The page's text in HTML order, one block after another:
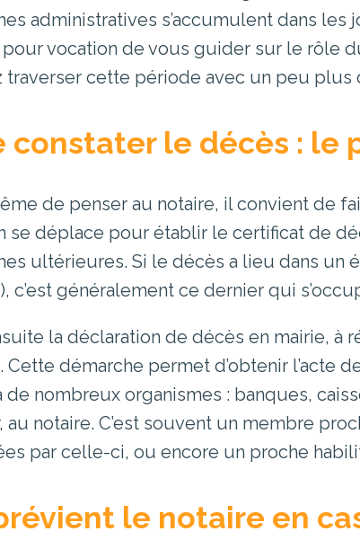
administratives s’accumulent dans les
vocation de vous guider sur le rôle
traverser cette période avec un peu plus
constater le décès : le
de penser au notaire, il convient de
se déplace pour établir le certificat de
ultérieures. Si le décès a lieu dans un
c’est généralement ce dernier qui
la déclaration de décès en mairie, à
Cette démarche permet d’obtenir l’acte
de nombreux organismes : banques,
au notaire. C’est souvent un membre
par celle-ci, ou encore un proche
le notaire en